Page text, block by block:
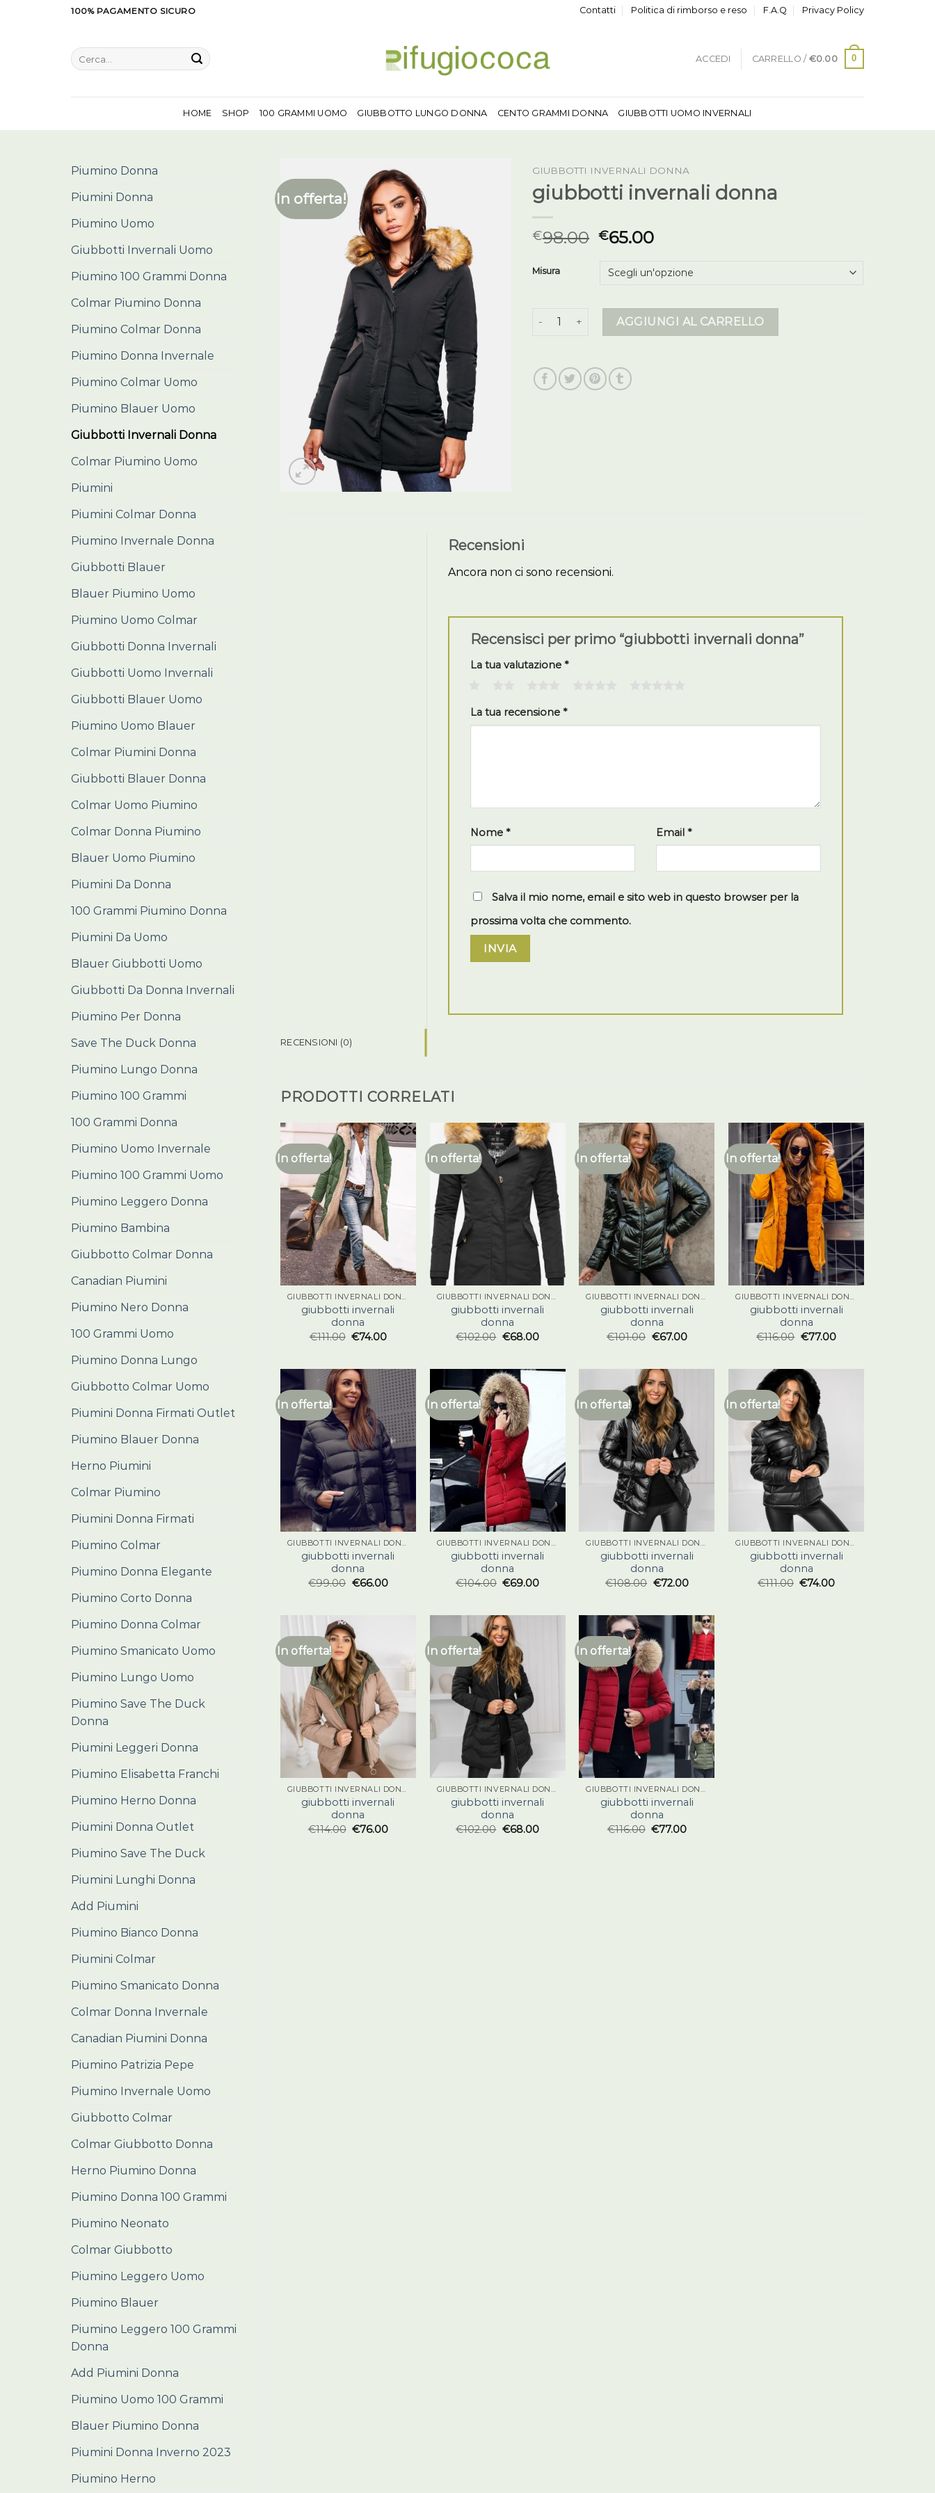
100% PAGAMENTO SICURO Contatti Politica di rimborso e reso F.A.Q Privacy Policy
Cerca:
ACCEDI CARRELLO / €0.00 0
HOME SHOP 100 GRAMMI UOMO GIUBBOTTO LUNGO DONNA CENTO GRAMMI DONNA GIUBBOTTI UOMO INVERNALI
Piumino Donna
Piumini Donna
Piumino Uomo
Giubbotti Invernali Uomo
Piumino 100 Grammi Donna
Colmar Piumino Donna
Piumino Colmar Donna
Piumino Donna Invernale
Piumino Colmar Uomo
Piumino Blauer Uomo
Giubbotti Invernali Donna
Colmar Piumino Uomo
Piumini
Piumini Colmar Donna
Piumino Invernale Donna
Giubbotti Blauer
Blauer Piumino Uomo
Piumino Uomo Colmar
Giubbotti Donna Invernali
Giubbotti Uomo Invernali
Giubbotti Blauer Uomo
Piumino Uomo Blauer
Colmar Piumini Donna
Giubbotti Blauer Donna
Colmar Uomo Piumino
Colmar Donna Piumino
Blauer Uomo Piumino
Piumini Da Donna
100 Grammi Piumino Donna
Piumini Da Uomo
Blauer Giubbotti Uomo
Giubbotti Da Donna Invernali
Piumino Per Donna
Save The Duck Donna
Piumino Lungo Donna
Piumino 100 Grammi
100 Grammi Donna
Piumino Uomo Invernale
Piumino 100 Grammi Uomo
Piumino Leggero Donna
Piumino Bambina
Giubbotto Colmar Donna
Canadian Piumini
Piumino Nero Donna
100 Grammi Uomo
Piumino Donna Lungo
Giubbotto Colmar Uomo
Piumini Donna Firmati Outlet
Piumino Blauer Donna
Herno Piumini
Colmar Piumino
Piumini Donna Firmati
Piumino Colmar
Piumino Donna Elegante
Piumino Corto Donna
Piumino Donna Colmar
Piumino Smanicato Uomo
Piumino Lungo Uomo
Piumino Save The Duck
Donna
Piumini Leggeri Donna
Piumino Elisabetta Franchi
Piumino Herno Donna
Piumini Donna Outlet
Piumino Save The Duck
Piumini Lunghi Donna
Add Piumini
Piumino Bianco Donna
Piumini Colmar
Piumino Smanicato Donna
Colmar Donna Invernale
Canadian Piumini Donna
Piumino Patrizia Pepe
Piumino Invernale Uomo
Giubbotto Colmar
Colmar Giubbotto Donna
Herno Piumino Donna
Piumino Donna 100 Grammi
Piumino Neonato
Colmar Giubbotto
Piumino Leggero Uomo
Piumino Blauer
Piumino Leggero 100 Grammi
Donna
Add Piumini Donna
Piumino Uomo 100 Grammi
Blauer Piumino Donna
Piumini Donna Inverno 2023
Piumino Herno
In offerta!
GIUBBOTTI INVERNALI DONNA
giubbotti invernali donna
€98.00 €65.00
Misura
giubbotti invernali donna quantità
AGGIUNGI AL CARRELLO
RECENSIONI (0)
Recensioni
Ancora non ci sono recensioni.
Recensisci per primo “giubbotti invernali donna”
La tua valutazione *
La tua recensione *
Nome * Email *
Salva il mio nome, email e sito web in questo browser per la
prossima volta che commento.
PRODOTTI CORRELATI
In offerta!
GIUBBOTTI INVERNALI DONNA
giubbotti invernali
donna
€111.00 €74.00
In offerta!
GIUBBOTTI INVERNALI DONNA
giubbotti invernali
donna
€102.00 €68.00
In offerta!
GIUBBOTTI INVERNALI DONNA
giubbotti invernali
donna
€101.00 €67.00
In offerta!
GIUBBOTTI INVERNALI DONNA
giubbotti invernali
donna
€116.00 €77.00
In offerta!
GIUBBOTTI INVERNALI DONNA
giubbotti invernali
donna
€99.00 €66.00
In offerta!
GIUBBOTTI INVERNALI DONNA
giubbotti invernali
donna
€104.00 €69.00
In offerta!
GIUBBOTTI INVERNALI DONNA
giubbotti invernali
donna
€108.00 €72.00
In offerta!
GIUBBOTTI INVERNALI DONNA
giubbotti invernali
donna
€111.00 €74.00
In offerta!
GIUBBOTTI INVERNALI DONNA
giubbotti invernali
donna
€114.00 €76.00
In offerta!
GIUBBOTTI INVERNALI DONNA
giubbotti invernali
donna
€102.00 €68.00
In offerta!
GIUBBOTTI INVERNALI DONNA
giubbotti invernali
donna
€116.00 €77.00